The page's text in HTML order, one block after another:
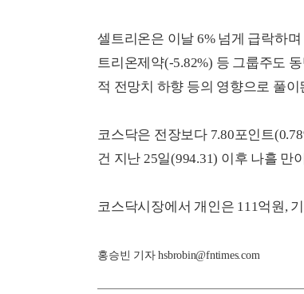
셀트리온은 이날 6% 넘게 급락하
트리온제약(-5.82%) 등 그룹주도
적 전망치 하향 등의 영향으로 풀이
코스닥은 전장보다 7.80포인트
건 지난 25일(994.31) 이후 나흘 만
코스닥시장에서 개인은 111억원,
홍승빈 기자 hsbrobin@fntimes.com